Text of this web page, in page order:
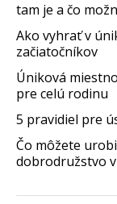
tam je a čo
Ako vyhrať v
začiatočníkov
Úniková
pre celú rodinu
5 pravidiel pre
Čo môžete
dobrodružstvo